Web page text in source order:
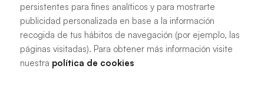
persistentes para fines analíticos y para mostrarte
publicidad personalizada en base a la información
recogida de tus hábitos de navegación (por ejemplo, las
páginas visitadas). Para obtener más información visite
nuestra política de cookies